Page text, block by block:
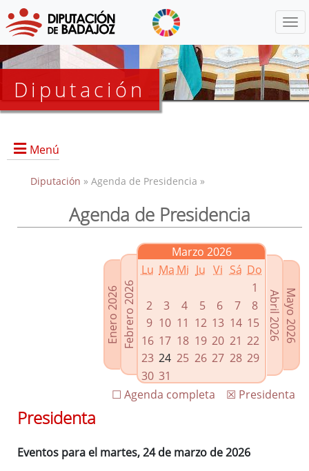
Diputación
Menú
Presidencia
Enlaces relacionados
Agenda de Presidencia
Plenos provinciales y Juntas de gobierno
Oficina de Proyectos Europeos
Diputación » Agenda de Presidencia »
Agenda de Presidencia
Enero 2026Febrero 2026
Marzo 2026
Lu Ma Mi Ju Vi Sá Do
1
2
3 4 5 6 7
8
9 10 11 12 13 14 15
16 17 18 19 20 21 22
23 24 25 26 27 28 29
30 31
Mayo 2026
Abril 2026
☒ Presidenta
☐ Agenda completa
Presidenta
Eventos para el martes, 24 de marzo de 2026